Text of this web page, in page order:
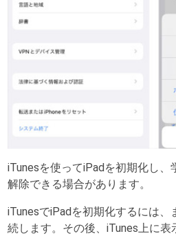
iTunesを使ってiPadを初期化し、
解除できる場合があります。
iTunesでiPadを初期化するには、
続します。その後、iTunes上に表